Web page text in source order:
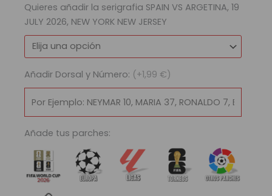
Quieres añadir la serigrafia SPAIN VS ARGETINA, 19
JULY 2026, NEW YORK NEW JERSEY
Añadir Dorsal y Número: (+1,99 €)
Añade tus parches:
Local
cantidad